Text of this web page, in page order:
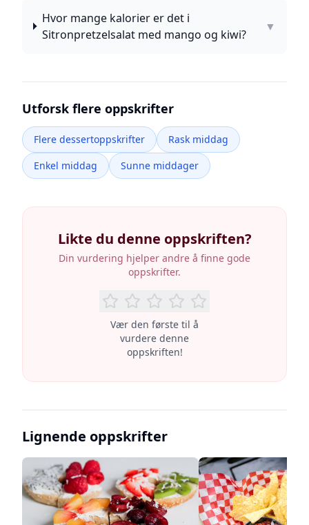
Hvor mange kalorier er det i
Sitronpretzelsalat med mango og kiwi?
▼
Utforsk flere oppskrifter
Flere dessertoppskrifter
Rask middag
Enkel middag
Sunne middager
Likte du denne oppskriften?
Din vurdering hjelper andre å finne gode
oppskrifter.
Vær den første til å
vurdere denne
oppskriften!
Lignende oppskrifter